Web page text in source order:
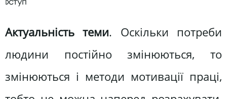
Актуальність теми. Оскільки потреби
людини постійно змінюються, то
змінюються і методи мотивації праці,